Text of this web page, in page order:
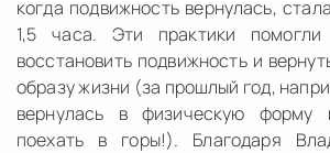
когда подвижность вернулась,
1,5 часа. Эти практики
восстановить подвижность и
образу жизни (за прошлый год,
вернулась в физическую форму
поехать в горы!). Благодаря